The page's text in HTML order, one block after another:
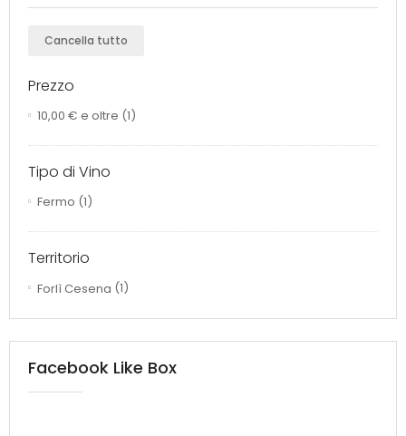
Cancella tutto
Prezzo
10,00 € e oltre (1)
Tipo di Vino
Fermo (1)
Territorio
Forlì Cesena (1)
Facebook Like Box